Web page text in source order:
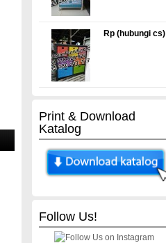
Rp (hubungi cs)
Print & Download
Katalog
Follow Us!